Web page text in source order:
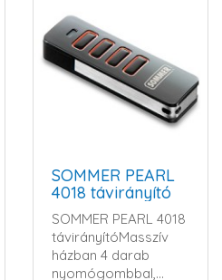
SOMMER PEARL
4018 távirányító
SOMMER PEARL 4018
távirányítóMasszív
házban 4 darab
nyomógombbal,